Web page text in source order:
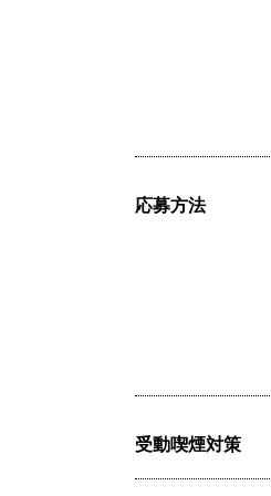
応募方法
受動喫煙対策